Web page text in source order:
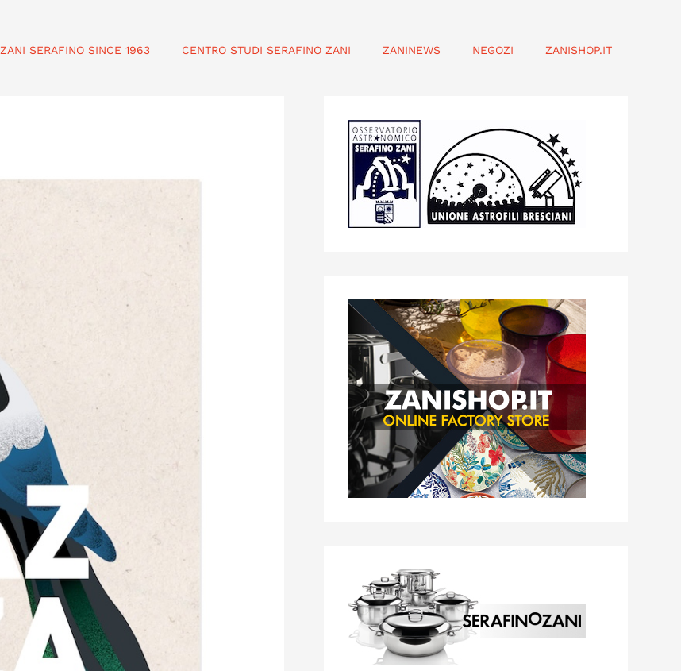
ZANI SERAFINO SINCE 1963 CENTRO STUDI SERAFINO ZANI ZANINEWS NEGOZI ZANISHOP.IT